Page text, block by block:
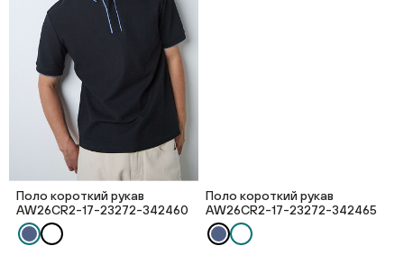
Поло короткий рукав
AW26CR2-17-23272-342460
Поло короткий рукав
AW26CR2-17-23272-342465